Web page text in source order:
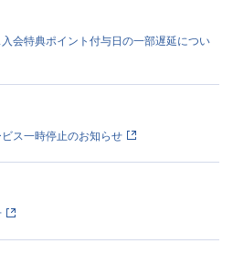
会特典ポイント付与日の一部遅延につい
ス一時停止のお知らせ